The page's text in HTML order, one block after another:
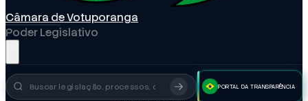
Câmara de Votuporanga
Poder Legislativo
Busca no portal PORTAL DA TRANSPARÊNCIA